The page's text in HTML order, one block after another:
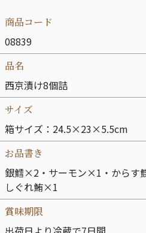
商品コード
08839
品名
西京漬け8個詰
サイズ
箱サイズ：24.5×23×5.5cm
お品書き
銀鱈×2・サーモン×1・から
しぐれ鮪×1
賞味期限